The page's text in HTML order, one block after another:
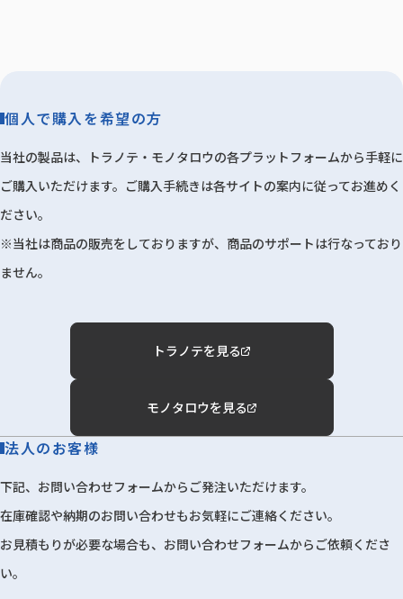
個人で購入を希望の方
当社の製品は、トラノテ・モノタロウの各プラットフォームから手軽に
ご購入いただけます。ご購入手続きは各サイトの案内に従ってお進めく
ださい。
※当社は商品の販売をしておりますが、商品のサポートは行なっており
ません。
トラノテを見る
モノタロウを見る
法人のお客様
下記、お問い合わせフォームからご発注いただけます。
在庫確認や納期のお問い合わせもお気軽にご連絡ください。
お見積もりが必要な場合も、お問い合わせフォームからご依頼くださ
い。